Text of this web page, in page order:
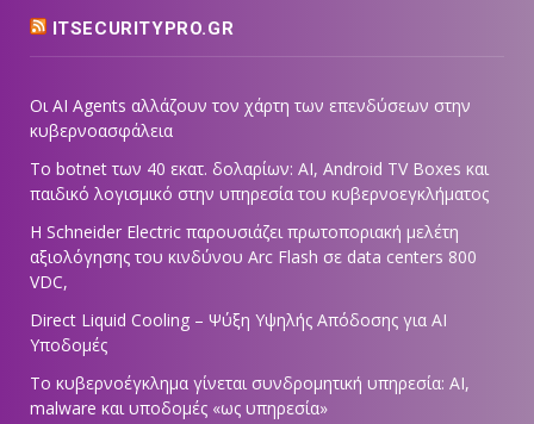
ITSECURITYPRO.GR
Οι AI Agents αλλάζουν τον χάρτη των επενδύσεων στην
κυβερνοασφάλεια
Το botnet των 40 εκατ. δολαρίων: AI, Android TV Boxes και
παιδικό λογισμικό στην υπηρεσία του κυβερνοεγκλήματος
Η Schneider Electric παρουσιάζει πρωτοποριακή μελέτη
αξιολόγησης του κινδύνου Arc Flash σε data centers 800
VDC,
Direct Liquid Cooling – Ψύξη Υψηλής Απόδοσης για AI
Υποδομές
Το κυβερνοέγκλημα γίνεται συνδρομητική υπηρεσία: AI,
malware και υποδομές «ως υπηρεσία»